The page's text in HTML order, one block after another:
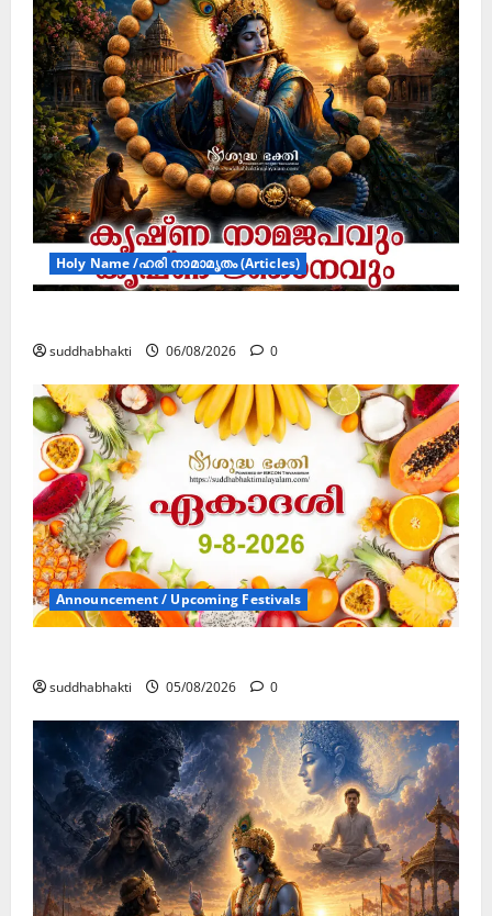
Holy Name /ഹരി നാമാമൃതം (Articles)
suddhabhakti 06/08/2026 0
Announcement / Upcoming Festivals
suddhabhakti 05/08/2026 0